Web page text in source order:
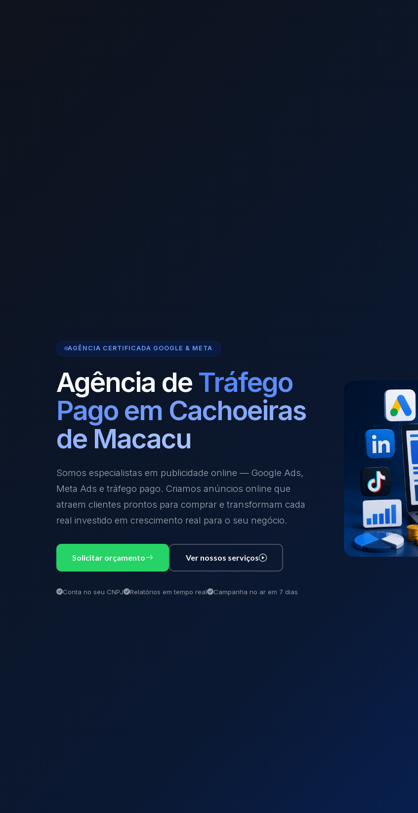
AGÊNCIA CERTIFICADA GOOGLE & META
Agência de Tráfego
Pago em Cachoeiras
de Macacu
Somos especialistas em publicidade online — Google Ads,
Meta Ads e tráfego pago. Criamos anúncios online que
atraem clientes prontos para comprar e transformam cada
real investido em crescimento real para o seu negócio.
Solicitar orçamento Ver nossos serviços
Conta no seu CNPJ Relatórios em tempo real Campanha no ar em 7 dias